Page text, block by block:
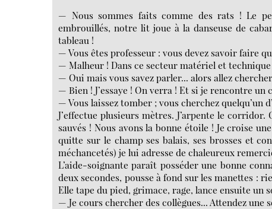
— Nous sommes faits comme des rats ! Le
embrouillés, notre lit joue à la danseuse de
tableau !
— Vous êtes professeur : vous devez savoir faire
— Malheur ! Dans ce secteur matériel et
— Oui mais vous savez parler... alors allez
— Bien ! J’essaye ! On verra ! Et si je rencontre un
— Vous laissez tomber ; vous cherchez quelqu’un
J’effectue plusieurs mètres. J’arpente le
sauvés ! Nous avons la bonne étoile ! Je croise
quitte sur le champ ses balais, ses brosses et
méchancetés) je lui adresse de chaleureux
L’aide-soignante paraît posséder une bonne
deux secondes, pousse à fond sur les manettes :
Elle tape du pied, grimace, rage, lance ensuite un
— Je cours chercher des collègues... Attendez une